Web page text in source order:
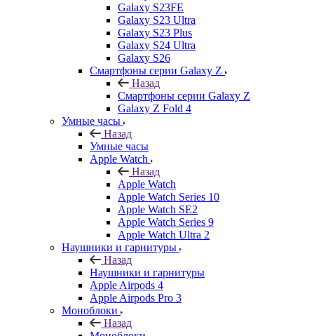
Galaxy S23FE
Galaxy S23 Ultra
Galaxy S23 Plus
Galaxy S24 Ultra
Galaxy S26
Смартфоны серии Galaxy Z
Назад
Смартфоны серии Galaxy Z
Galaxy Z Fold 4
Умные часы
Назад
Умные часы
Apple Watch
Назад
Apple Watch
Apple Watch Series 10
Apple Watch SE2
Apple Watch Series 9
Apple Watch Ultra 2
Наушники и гарнитуры
Назад
Наушники и гарнитуры
Apple Airpods 4
Apple Airpods Pro 3
Моноблоки
Назад